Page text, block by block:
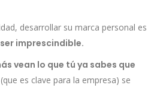
desarrollar su marca personal es
imprescindible.
vean lo que tú ya sabes que
es clave para la empresa) se